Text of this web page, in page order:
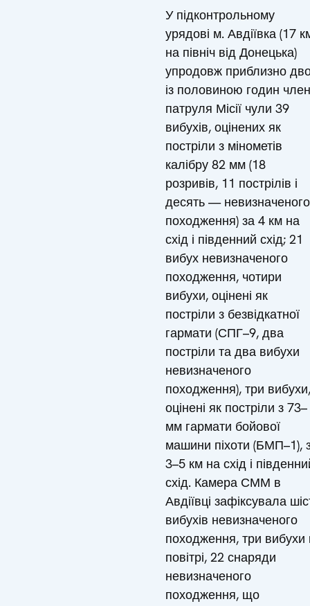
У підконтрольному
урядові м. Авдіївка (17
на північ від Донецька)
упродовж приблизно
із половиною годин
патруля Місії чули 39
вибухів, оцінених як
постріли з мінометів
калібру 82 мм (18
розривів, 11 пострілів і
десять — невизначеного
походження) за 4 км на
схід і південний схід; 21
вибух невизначеного
походження, чотири
вибухи, оцінені як
постріли з безвідкатної
гармати (СПГ–9, два
постріли та два вибухи
невизначеного
походження), три вибухи,
оцінені як постріли з 73–
мм гармати бойової
машини піхоти (БМП–1),
3–5 км на схід і
схід. Камера СММ в
Авдіївці зафіксувала
вибухів невизначеного
походження, три вибухи
повітрі, 22 снаряди
невизначеного
походження, що